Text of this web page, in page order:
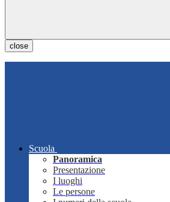
close
Scuola
Panoramica
Presentazione
I luoghi
Le persone